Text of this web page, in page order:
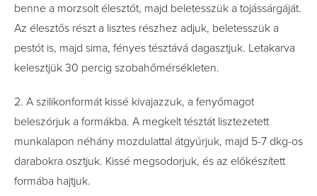
benne a morzsolt élesztőt, majd beletesszük a tojássárgáját.
Az élesztős részt a lisztes részhez adjuk, beletesszük a
pestót is, majd sima, fényes tésztává dagasztjuk. Letakarva
kelesztjük 30 percig szobahőmérsékleten.
2. A szilikonformát kissé kivajazzuk, a fenyőmagot
beleszórjuk a formákba. A megkelt tésztát lisztezetett
munkalapon néhány mozdulattal átgyúrjuk, majd 5-7 dkg-os
darabokra osztjuk. Kissé megsodorjuk, és az előkészített
formába hajtjuk.